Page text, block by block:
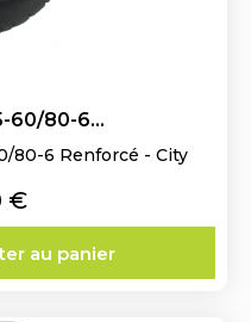
60/80-6...
80-6 Renforcé - City
€
au panier